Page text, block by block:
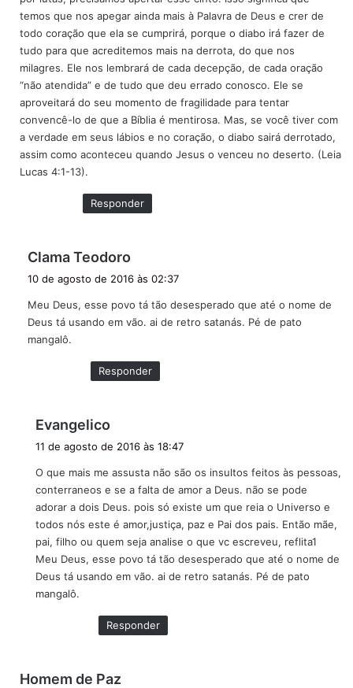
temos que nos apegar ainda mais à Palavra de Deus e crer de
todo coração que ela se cumprirá, porque o diabo irá fazer de
tudo para que acreditemos mais na derrota, do que nos
milagres. Ele nos lembrará de cada decepção, de cada oração
“não atendida” e de tudo que deu errado conosco. Ele se
aproveitará do seu momento de fragilidade para tentar
convencê-lo de que a Bíblia é mentirosa. Mas, se você tiver com
a verdade em seus lábios e no coração, o diabo sairá derrotado,
assim como aconteceu quando Jesus o venceu no deserto. (Leia
Lucas 4:1-13).
Responder
Clama Teodoro
s
e
10 de agosto de 2016 às 02:37
Meu Deus, esse povo tá tão desesperado que até o nome de
Deus tá usando em vão. ai de retro satanás. Pé de pato
mangalô.
Responder
Evangelico
s
e
:
11 de agosto de 2016 às 18:47
O que mais me assusta não são os insultos feitos às pessoas,
conterraneos e se a falta de amor a Deus. não se pode
adorar a dois Deus. pois só existe um que reia o Universo e
todos nós este é amor,justiça, paz e Pai dos pais. Então mãe,
pai, filho ou quem seja analise o que vc escreveu, reflita1
Meu Deus, esse povo tá tão desesperado que até o nome de
Deus tá usando em vão. ai de retro satanás. Pé de pato
mangalô.
Responder
Homem de Paz